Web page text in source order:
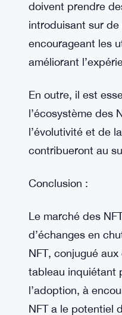
et de contraction,
prenantes doivent
croissance et la
Pour revitaliser le
doivent prendre
introduisant sur de
améliorant
En outre, il est
l’écosystème des
l’évolutivité et de
contribueront au
Conclusion :